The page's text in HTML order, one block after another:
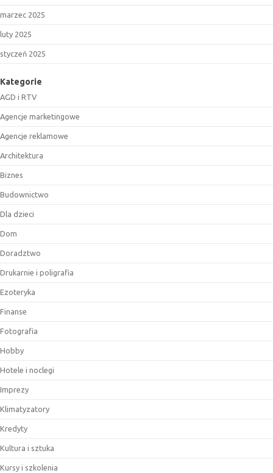
marzec 2025
luty 2025
styczeń 2025
Kategorie
AGD i RTV
Agencje marketingowe
Agencje reklamowe
Architektura
Biznes
Budownictwo
Dla dzieci
Dom
Doradztwo
Drukarnie i poligrafia
Ezoteryka
Finanse
Fotografia
Hobby
Hotele i noclegi
Imprezy
Klimatyzatory
Kredyty
Kultura i sztuka
Kursy i szkolenia